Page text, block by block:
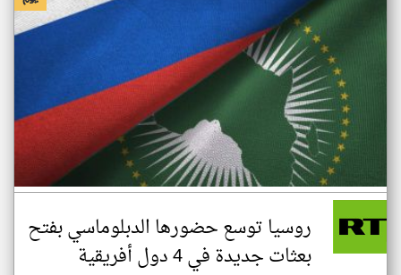
روسيا توسع حضورها الدبلوماسي بفتح
بعثات جديدة في 4 دول أفريقية